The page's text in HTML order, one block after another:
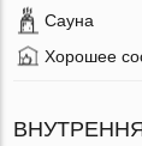
Сауна
Хорошее